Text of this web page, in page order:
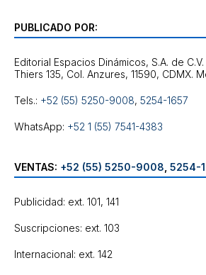
PUBLICADO POR:
Editorial Espacios Dinámicos, S.A. de C.V.
Tels.: +52 (55) 5250-9008, 5254-1657
WhatsApp: +52 1 (55) 7541-4383
VENTAS: +52 (55) 5250-9008 5254-
Publicidad: ext. 101, 141
Suscripciones: ext. 103
Internacional: ext. 142